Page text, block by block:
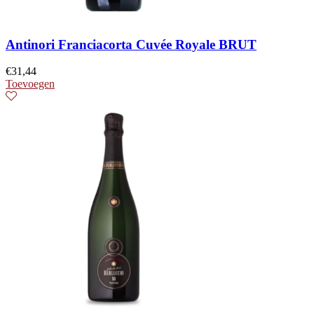
Antinori Franciacorta Cuvée Royale BRUT
€31,44
Toevoegen